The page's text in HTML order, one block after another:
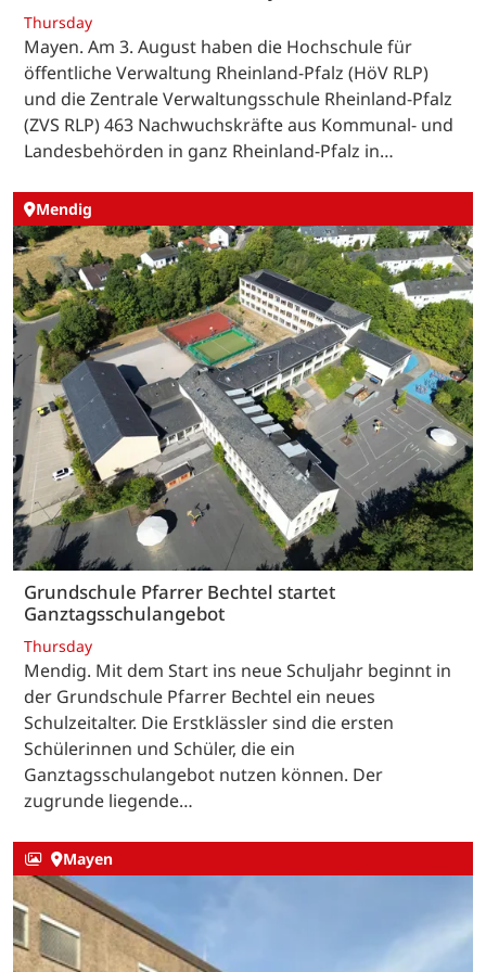
Thursday
Mayen. Am 3. August haben die Hochschule für
öffentliche Verwaltung Rheinland-Pfalz (HöV RLP)
und die Zentrale Verwaltungsschule Rheinland-Pfalz
(ZVS RLP) 463 Nachwuchskräfte aus Kommunal- und
Landesbehörden in ganz Rheinland-Pfalz in…
Mendig
Grundschule Pfarrer Bechtel startet
Ganztagsschulangebot
Thursday
Mendig. Mit dem Start ins neue Schuljahr beginnt in
der Grundschule Pfarrer Bechtel ein neues
Schulzeitalter. Die Erstklässler sind die ersten
Schülerinnen und Schüler, die ein
Ganztagsschulangebot nutzen können. Der
zugrunde liegende…
Mayen